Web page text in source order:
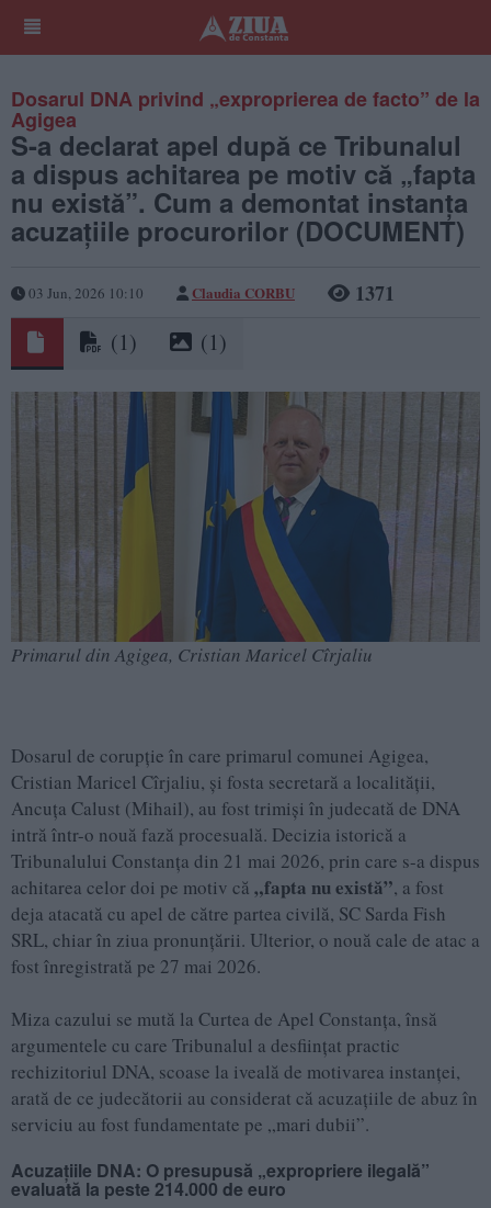
Dosarul DNA privind „exproprierea de facto” de la
Agigea
S-a declarat apel după ce Tribunalul
a dispus achitarea pe motiv că „fapta
nu există”. Cum a demontat instanța
acuzațiile procurorilor (DOCUMENT)
03 Jun, 2026 10:10 Claudia CORBU 1371
(1) (1)
Primarul din Agigea, Cristian Maricel Cîrjaliu
Dosarul de corupție în care primarul comunei Agigea,
Cristian Maricel Cîrjaliu, și fosta secretară a localității,
Ancuța Calust (Mihail), au fost trimiși în judecată de DNA
intră într-o nouă fază procesuală. Decizia istorică a
Tribunalului Constanța din 21 mai 2026, prin care s-a dispus
achitarea celor doi pe motiv că „fapta nu există”, a fost
deja atacată cu apel de către partea civilă, SC Sarda Fish
SRL, chiar în ziua pronunțării. Ulterior, o nouă cale de atac a
fost înregistrată pe 27 mai 2026.
Miza cazului se mută la Curtea de Apel Constanța, însă
argumentele cu care Tribunalul a desființat practic
rechizitoriul DNA, scoase la iveală de motivarea instanței,
arată de ce judecătorii au considerat că acuzațiile de abuz în
serviciu au fost fundamentate pe „mari dubii”.
Acuzațiile DNA: O presupusă „expropriere ilegală”
evaluată la peste 214.000 de euro